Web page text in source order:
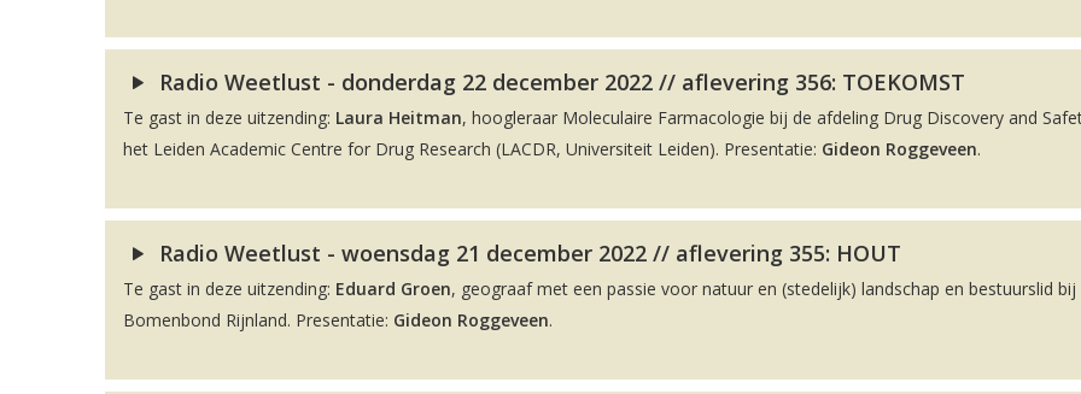
Radio Weetlust - donderdag 22 december 2022 // aflevering 356: TOEKOMST
Te gast in deze uitzending: Laura Heitman, hoogleraar Moleculaire Farmacologie bij de afdeling Drug Discovery and
het Leiden Academic Centre for Drug Research (LACDR, Universiteit Leiden). Presentatie: Gideon Roggeveen.
Radio Weetlust - woensdag 21 december 2022 // aflevering 355: HOUT
Te gast in deze uitzending: Eduard Groen, geograaf met een passie voor natuur en (stedelijk) landschap en bestuurslid bij
Bomenbond Rijnland. Presentatie: Gideon Roggeveen.